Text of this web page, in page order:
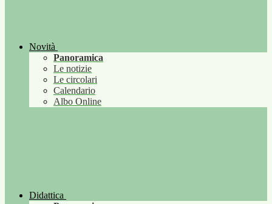
Novità
Panoramica
Le notizie
Le circolari
Calendario
Albo Online
Didattica